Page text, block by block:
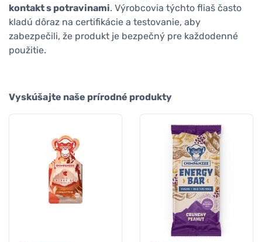
kontakt s potravinami. Výrobcovia týchto fliaš často
kladú dôraz na certifikácie a testovanie, aby
zabezpečili, že produkt je bezpečný pre každodenné
použitie.
Vyskúšajte naše prírodné produkty